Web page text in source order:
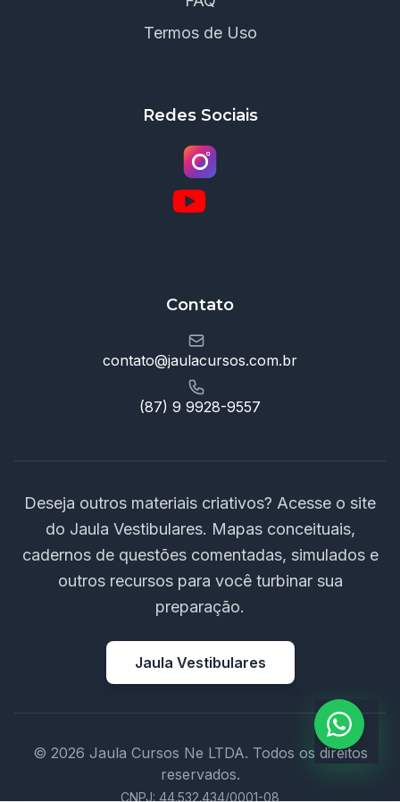
Termos de Uso
Redes Sociais
Contato
contato@jaulacursos.com.br
(87) 9 9928-9557
Deseja outros materiais criativos? Acesse o site
do Jaula Vestibulares. Mapas conceituais,
cadernos de questões comentadas, simulados e
outros recursos para você turbinar sua
preparação.
Jaula Vestibulares
© 2026 Jaula Cursos Ne LTDA. Todos os direitos
reservados.
CNPJ: 44.532.434/0001-08